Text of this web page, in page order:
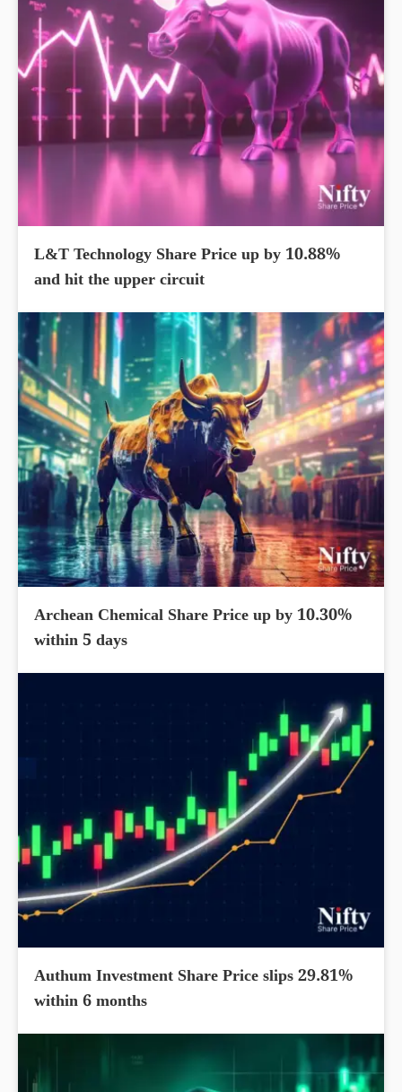
L&T Technology Share Price up by 10.88%
and hit the upper circuit
Archean Chemical Share Price up by 10.30%
within 5 days
Authum Investment Share Price slips 29.81%
within 6 months